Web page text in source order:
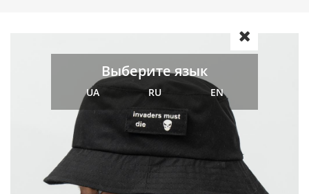
Выберите язык
UA RU EN